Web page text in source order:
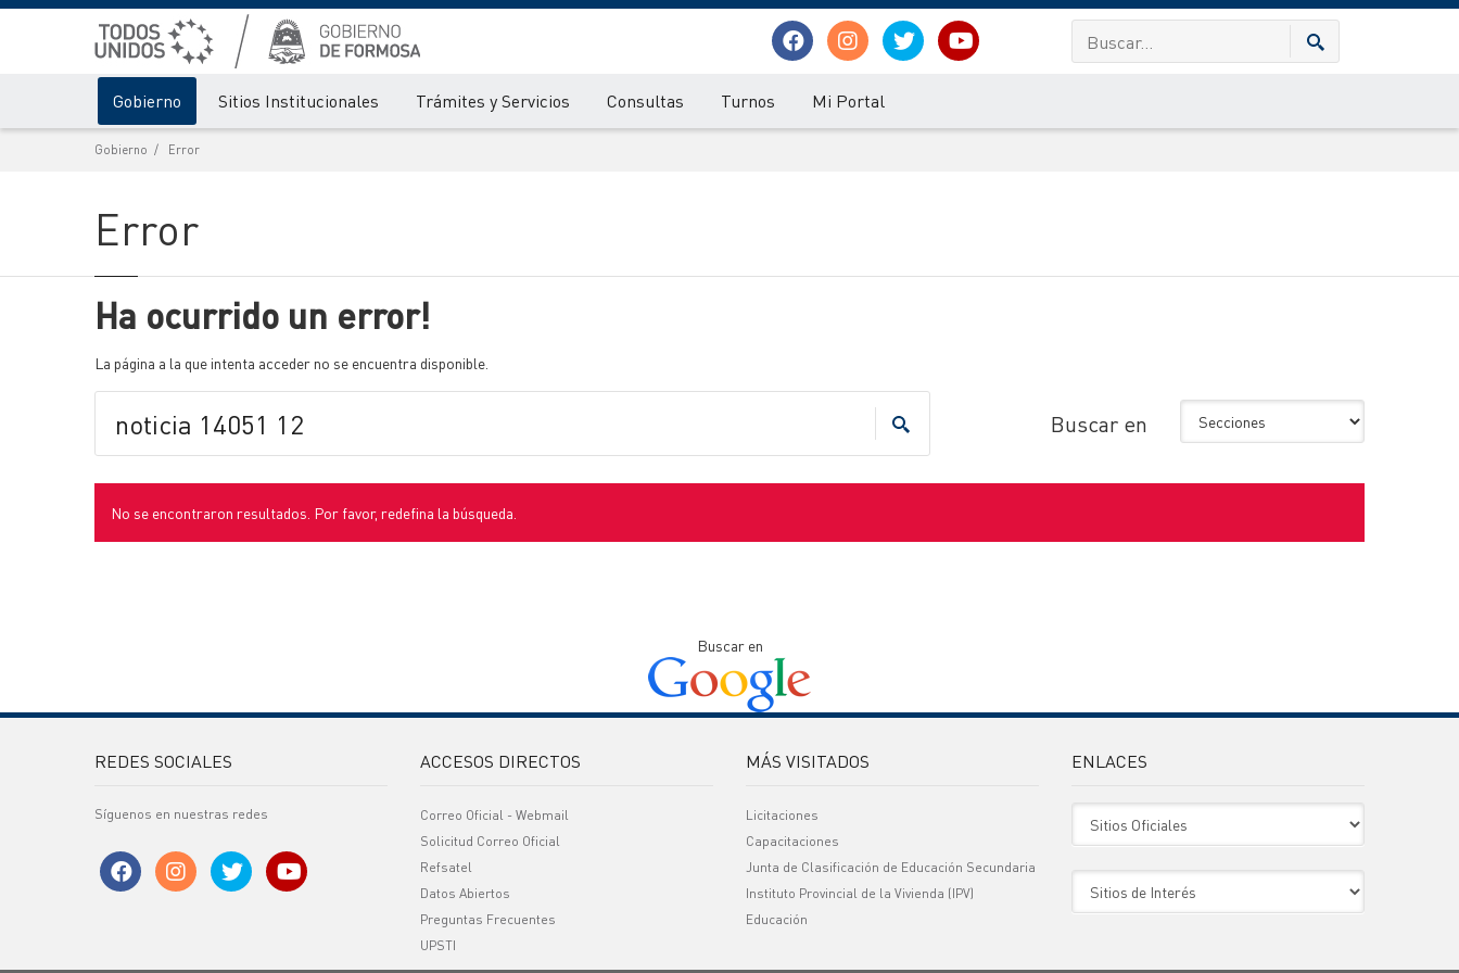
Gobierno Sitios Institucionales Trámites y Servicios Consultas Turnos Mi Portal
Gobierno Error
Error
Ha ocurrido un error!
La página a la que intenta acceder no se encuentra disponible.
Buscar en
No se encontraron resultados. Por favor, redefina la búsqueda.
Buscar en
REDES SOCIALES
Síguenos en nuestras redes
ACCESOS DIRECTOS
Correo Oficial - Webmail
Solicitud Correo Oficial
Refsatel
Datos Abiertos
Preguntas Frecuentes
UPSTI
MÁS VISITADOS
Licitaciones
Capacitaciones
Junta de Clasificación de Educación Secundaria
Instituto Provincial de la Vivienda (IPV)
Educación
ENLACES